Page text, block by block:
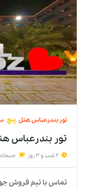
تور بندرعباسهتل پنج
تور بندرعباس
2 شب و 3 روز
تماس با تیم فروش